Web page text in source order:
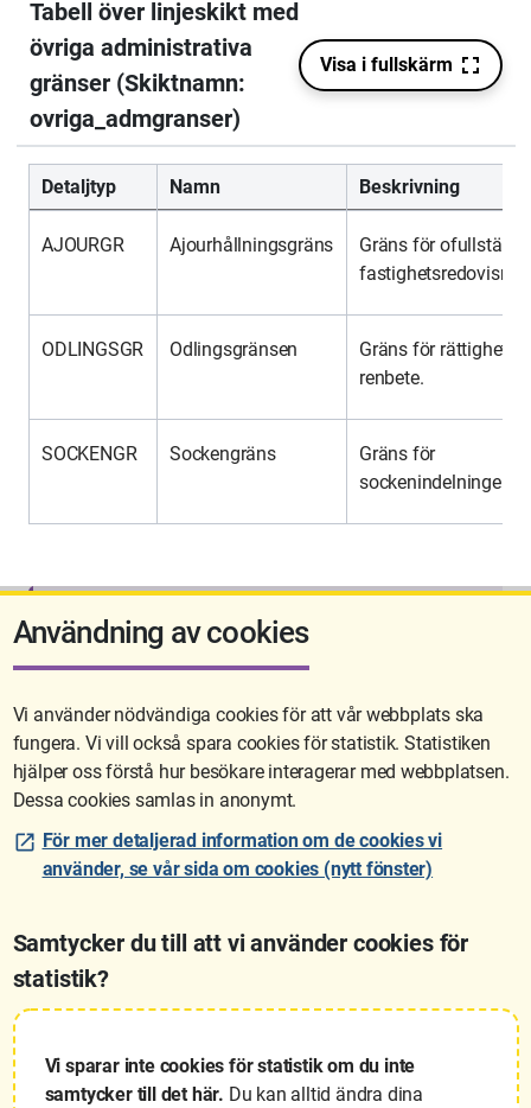
Detaljtyp Namn Beskrivning
AJOURGR Ajourhållningsgräns
Gräns för
ODLINGSGR Odlingsgränsen
Gräns för rättighet till
renbete.
SOCKENGR Sockengräns
Gräns för
sockenindelningen.
Sidan uppdaterades senast: 2025-01-30 09:58
Användning av cookies
Vi använder nödvändiga cookies för att vår webbplats ska
fungera. Vi vill också spara cookies för statistik. Statistiken
hjälper oss förstå hur besökare interagerar med webbplatsen.
Dessa cookies samlas in anonymt.
För mer detaljerad information om de cookies vi
använder, se vår sida om cookies (nytt fönster)
Samtycker du till att vi använder cookies för
statistik?
Vi sparar inte cookies för statistik om du inte
samtycker till det här. Du kan alltid ändra dina
Lantmäteriet är den myndighet som kartlägger Sverige. Till våra
uppgifter hör också att registrera och säkra ägandet av alla fastigheter
samt hantera deras gränser. Vi tillhör Landsbygds- och
infrastrukturdepartementet.